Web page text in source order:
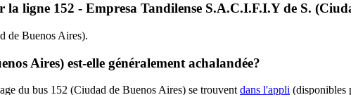
ligne 152 - Empresa Tandilense S.A.C.I.F.I.Y de S.
de Buenos Aires).
Aires) est-elle généralement achalandée?
du bus 152 (Ciudad de Buenos Aires) se trouvent dans l'appli (disponibles